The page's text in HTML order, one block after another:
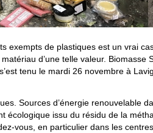
exempts de plastiques est un vrai
d’une telle valeur. Biomasse
tenu le mardi 26 novembre à
Sources d’énergie renouvelable
écologique issu du résidu de la
vous, en particulier dans les